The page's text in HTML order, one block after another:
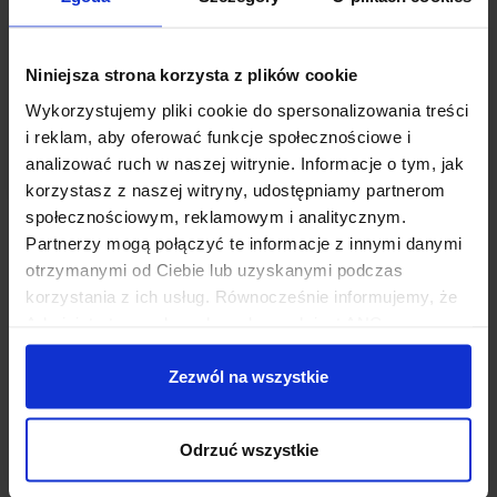
Niniejsza strona korzysta z plików cookie
Wykorzystujemy pliki cookie do spersonalizowania treści
i reklam, aby oferować funkcje społecznościowe i
analizować ruch w naszej witrynie. Informacje o tym, jak
korzystasz z naszej witryny, udostępniamy partnerom
społecznościowym, reklamowym i analitycznym.
Partnerzy mogą połączyć te informacje z innymi danymi
otrzymanymi od Ciebie lub uzyskanymi podczas
korzystania z ich usług. Równocześnie informujemy, że
Odpowiedzialne Finanse SA z siedzibą w Warszawie
przy ul. Dziekońskiego 1, 00-728 Warszawa. Więcej
informacji o przetwarzaniu danych osobowych oraz
Zezwól na wszystkie
Odrzuć wszystkie
EKSPERT FINANSOWY
0/50 opinii
Warszawa
1 142 144 145
POWIĘKSZ MAPĘ